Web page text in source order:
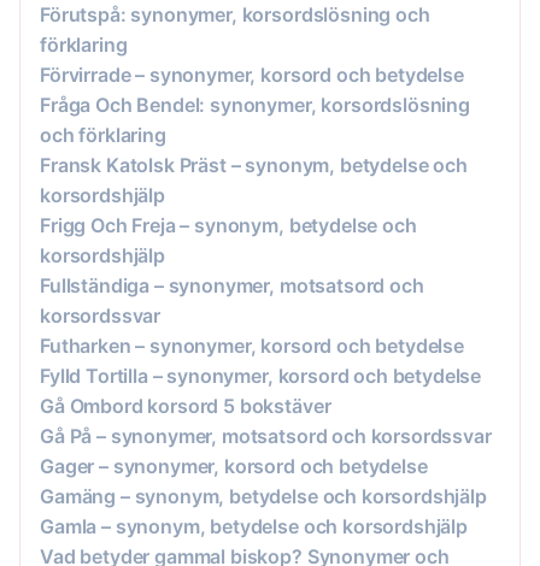
Förutspå: synonymer, korsordslösning och
förklaring
Förvirrade – synonymer, korsord och betydelse
Fråga Och Bendel: synonymer, korsordslösning
och förklaring
Fransk Katolsk Präst – synonym, betydelse och
korsordshjälp
Frigg Och Freja – synonym, betydelse och
korsordshjälp
Fullständiga – synonymer, motsatsord och
korsordssvar
Futharken – synonymer, korsord och betydelse
Fylld Tortilla – synonymer, korsord och betydelse
Gå Ombord korsord 5 bokstäver
Gå På – synonymer, motsatsord och korsordssvar
Gager – synonymer, korsord och betydelse
Gamäng – synonym, betydelse och korsordshjälp
Gamla – synonym, betydelse och korsordshjälp
Vad betyder gammal biskop? Synonymer och